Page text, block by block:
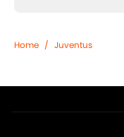
Home / Juventus